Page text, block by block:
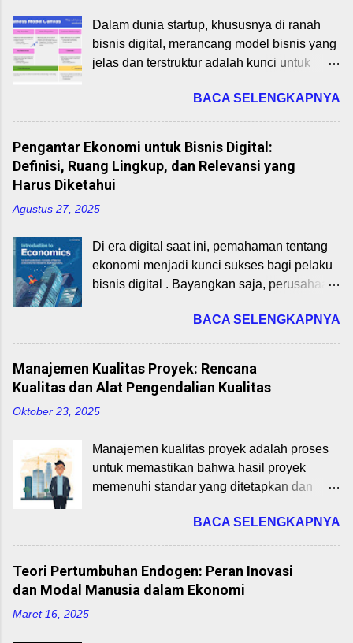
internasional adalah pertukaran barang dan
jasa antarnegara. Negara melakukan
perdagangan karena tidak semua
Dalam praktiknya, perdagangan ini
melibatkan ekspor (penjualan ke luar
negeri) dan impor (pembelian dari luar
negeri). Manfaat perdagangan internasional
antara lain: Spesialisasi dan Efisiensi
Teknologi dan Inovasi: Barang modal,
pengetahuan, dan inovasi mudah menyebar
ke berbagai negara. Peningkatan PDB dan
Pendapatan Nasional: Ekspo...
Dalam dunia startup, khususnya di ranah
bisnis digital, merancang model bisnis yang
jelas dan terstruktur adalah kunci untuk
Business Model Canvas (BMC), yang
dikembangkan oleh Alexander Osterwalder
dan Yves Pigneur (2010), adalah alat
strategis yang membantu wirausahawan
memetakan elemen-elemen inti bisnis
bagian dari mata kuliah Perencanaan Bisnis
akan membahas 9 blok BMC dan
bagaimana mengaplikasikannya pada
startup digital di Indonesia pada tahun 2025.
merancang model bisnis yang inovatif,
relevan, dan responsif terhadap dinamika
pasar digital. 1. Pengenalan Business
Model Canvas Business Model Canvas
dan memvalidasi model bisnis. BMC
membantu startup mengidentifikasi
bagaimana mereka menciptakan,
menyampaikan, dan menangkap nilai
BACA SELENGKAPNYA
Pengantar Ekonomi untuk Bisnis Digital:
Definisi, Ruang Lingkup, dan Relevansi yang
Harus Diketahui
Agustus 27, 2025
Di era digital saat ini, pemahaman tentang
ekonomi menjadi kunci sukses bagi pelaku
bisnis digital . Bayangkan saja, perusahaan
mengandalkan teknologi, tapi juga prinsip
ekonomi untuk bertahan dan berkembang.
Artikel ini akan membahas definisi ekonomi,
ruang lingkupnya, serta relevansi langsung
dengan bisnis digital. Cocok untuk
mahasiswa Program Studi Bisnis Digital
Pengantar Ekonomi. Dengan memahami
dasar-dasar ini, Anda bisa menganalisis
pasar digital, mengoptimalkan strategi
memengaruhi industri tech. Mari kita mulai
dari yang paling dasar! Definisi Ekonomi:
Apa Itu Ekonomi Sebenarnya? Definisi
ekonomi sering diartikan sebagai studi
BACA SELENGKAPNYA
Manajemen Kualitas Proyek: Rencana
Kualitas dan Alat Pengendalian Kualitas
Oktober 23, 2025
Manajemen kualitas proyek adalah proses
untuk memastikan bahwa hasil proyek
memenuhi standar yang ditetapkan dan
Pemahaman terhadap rencana kualitas dan
alat pengendalian kualitas adalah
keterampilan esensial untuk menghasilkan
deliverables yang sesuai dengan
BACA SELENGKAPNYA
Teori Pertumbuhan Endogen: Peran Inovasi
dan Modal Manusia dalam Ekonomi
Maret 16, 2025